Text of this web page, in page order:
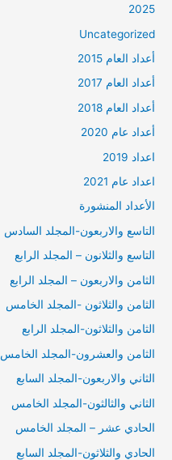
2025
Uncategorized
أعداد العام 2015
أعداد العام 2017
أعداد العام 2018
أعداد عام 2020
اعداد 2019
اعداد عام 2021
الأعداد المنشورة
التاسع والاربعون-المجلد السادس
التاسع والثلانون – المجلد الرابع
الثامن والاربعون – المجلد الرابع
الثامن والثلاثون -المجلد الخامس
الثامن والثلاثون-المجلد الرابع
الثامن والعشرون-المجلد الخامس
الثاني والاربعون-المجلد السابع
الثاني والثالثون-المجلد الخامس
الحادي عشر – المجلد الخامس
الحادي والثلاثون-المجلد السابع